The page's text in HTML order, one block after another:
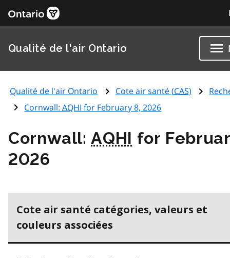
Qualité de l'air Ontario
Qualité de l'air Ontario Cote air santé (CAS)
Cornwall:AQHI for February 8, 2026
Cornwall:AQHI for
2026
Cote air santé catégories, valeurs et
couleurs associées